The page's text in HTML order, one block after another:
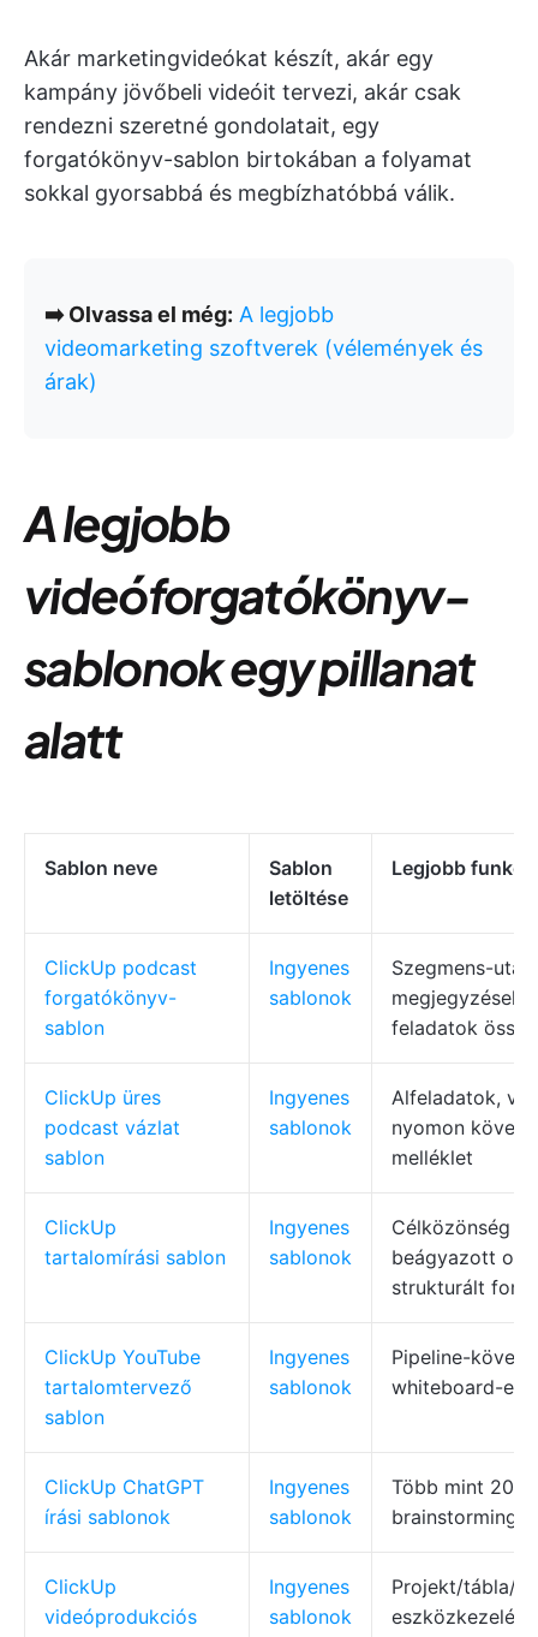
Akár marketingvideókat készít, akár egy
kampány jövőbeli videóit tervezi, akár csak
rendezni szeretné gondolatait, egy
forgatókönyv-sablon birtokában a folyamat
sokkal gyorsabbá és megbízhatóbbá válik.
➡️ Olvassa el még: A legjobb
videomarketing szoftverek (vélemények és
árak)
A legjobb
videóforgatókönyv-
sablonok egy pillanat
alatt
Sablon neve
Sablon
letöltése
Legjobb
ClickUp podcast
forgatókönyv-
sablon
Ingyenes
sablonok
Szegmens-
megjegyzések,
feladatok
ClickUp üres
podcast vázlat
sablon
Ingyenes
sablonok
Alfeladatok,
nyomon
melléklet
ClickUp
tartalomírási sablon
Ingyenes
sablonok
Célközönség
beágyazott
strukturált
ClickUp YouTube
tartalomtervező
sablon
Ingyenes
sablonok
Pipeline-
whiteboard-
ClickUp ChatGPT
írási sablonok
Ingyenes
sablonok
Több mint 200
brainstorming
ClickUp
videóprodukciós
Ingyenes
sablonok
Projekt/tábla/
eszközkezelés,